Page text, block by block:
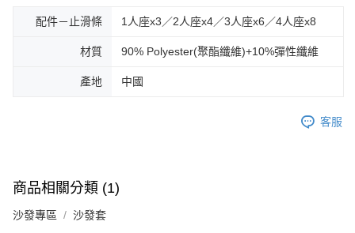
配件－止滑條 1人座x3／2人座x4／3人座x6／4人座x8
材質 90% Polyester(聚酯纖維)+10%彈性纖維
產地 中國
客服
商品相關分類 (1)
沙發專區 沙發套